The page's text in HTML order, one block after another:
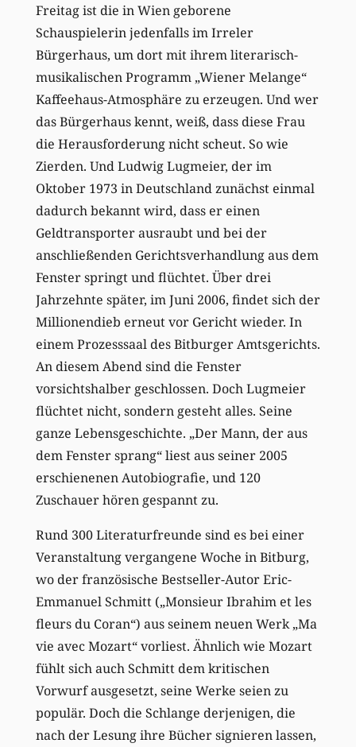
Freitag ist die in Wien geborene
Schauspielerin jedenfalls im Irreler
Bürgerhaus, um dort mit ihrem literarisch-
musikalischen Programm „Wiener Melange“
Kaffeehaus-Atmosphäre zu erzeugen. Und wer
das Bürgerhaus kennt, weiß, dass diese Frau
die Herausforderung nicht scheut. So wie
Zierden. Und Ludwig Lugmeier, der im
Oktober 1973 in Deutschland zunächst einmal
dadurch bekannt wird, dass er einen
Geldtransporter ausraubt und bei der
anschließenden Gerichtsverhandlung aus dem
Fenster springt und flüchtet. Über drei
Jahrzehnte später, im Juni 2006, findet sich der
Millionendieb erneut vor Gericht wieder. In
einem Prozesssaal des Bitburger Amtsgerichts.
An diesem Abend sind die Fenster
vorsichtshalber geschlossen. Doch Lugmeier
flüchtet nicht, sondern gesteht alles. Seine
ganze Lebensgeschichte. „Der Mann, der aus
dem Fenster sprang“ liest aus seiner 2005
erschienenen Autobiografie, und 120
Zuschauer hören gespannt zu.
Rund 300 Literaturfreunde sind es bei einer
Veranstaltung vergangene Woche in Bitburg,
wo der französische Bestseller-Autor Eric-
Emmanuel Schmitt („Monsieur Ibrahim et les
fleurs du Coran“) aus seinem neuen Werk „Ma
vie avec Mozart“ vorliest. Ähnlich wie Mozart
fühlt sich auch Schmitt dem kritischen
Vorwurf ausgesetzt, seine Werke seien zu
populär. Doch die Schlange derjenigen, die
nach der Lesung ihre Bücher signieren lassen,